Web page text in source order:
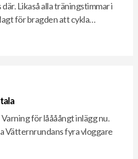
Likaså alla träningstimmar i
för bragden att cykla…
för låååångt inlägg nu.
Vätternrundans fyra vloggare